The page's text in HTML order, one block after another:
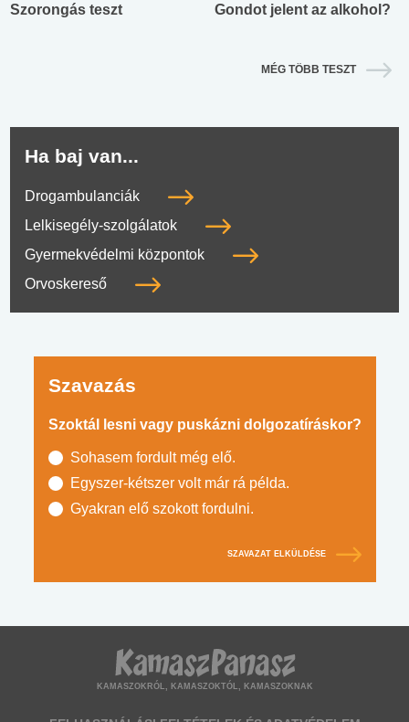
Szorongás teszt Gondot jelent az alkohol?
MÉG TÖBB TESZT
Ha baj van...
Drogambulanciák
Lelkisegély-szolgálatok
Gyermekvédelmi központok
Orvoskereső
Szavazás
Szoktál lesni vagy puskázni dolgozatíráskor?
Sohasem fordult még elő.
Egyszer-kétszer volt már rá példa.
Gyakran elő szokott fordulni.
SZAVAZAT ELKÜLDÉSE
KAMASZOKRÓL, KAMASZOKTÓL, KAMASZOKNAK